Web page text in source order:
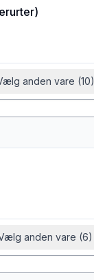
)
anden vare (10)
anden vare (6)